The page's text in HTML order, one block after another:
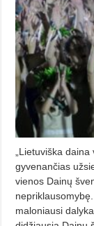
„Lietuviška
gyvenančias
vienos Dainų
maloniausi